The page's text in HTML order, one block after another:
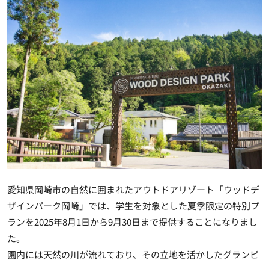
愛知県岡崎市の自然に囲まれたアウトドアリゾート「ウッドデ
ザインパーク岡崎」では、学生を対象とした夏季限定の特別プ
ランを2025年8月1日から9月30日まで提供することになりまし
た。
園内には天然の川が流れており、その立地を活かしたグランピ